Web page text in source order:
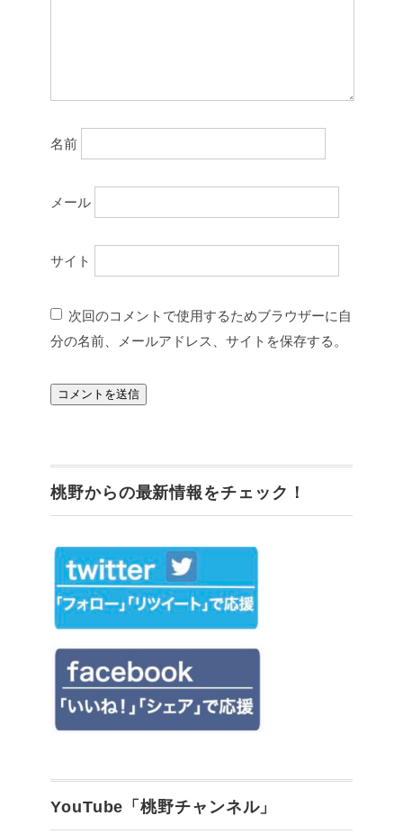
名前
メール
サイト
次回のコメントで使用するためブラウザーに自
分の名前、メールアドレス、サイトを保存する。
桃野からの最新情報をチェック！
YouTube「桃野チャンネル」